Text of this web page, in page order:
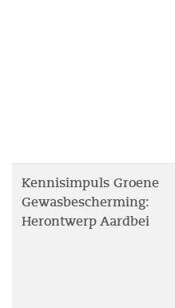
Kennisimpuls Groene
Gewasbescherming:
Herontwerp Aardbei